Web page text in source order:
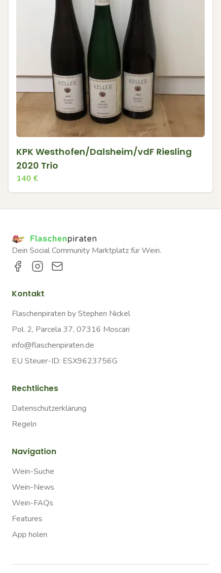
KPK Westhofen/Dalsheim/vdF Riesling
2020 Trio
140 €
Dein Social Community Marktplatz für Wein.
Kontakt
Flaschenpiraten by Stephen Nickel
Pol. 2, Parcela 37, 07316 Moscari
info@flaschenpiraten.de
EU Steuer-ID: ESX9623756G
Rechtliches
Datenschutzerklärung
Regeln
Navigation
Wein-Suche
Wein-News
Wein-FAQs
Features
App holen